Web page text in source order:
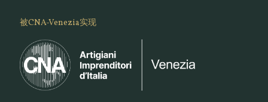
被CNA-Venezia实现